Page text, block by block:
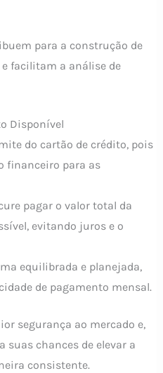
para a construção de
facilitam a análise de
Disponível
do cartão de crédito, pois
financeiro para as
pagar o valor total da
evitando juros e o
equilibrada e planejada,
de pagamento mensal.
segurança ao mercado e,
suas chances de elevar a
consistente.